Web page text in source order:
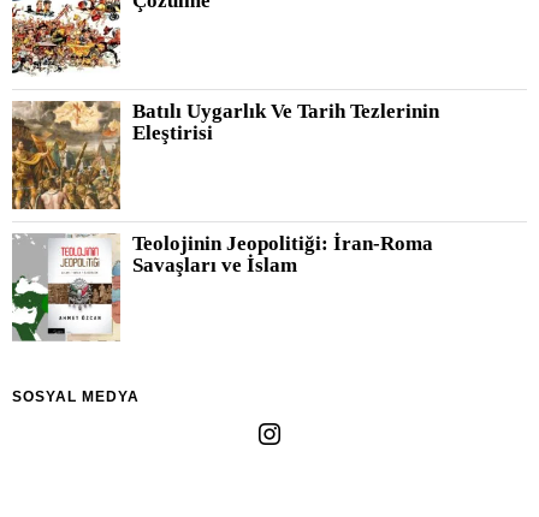
Batılı Uygarlık Ve Tarih Tezlerinin
Eleştirisi
Teolojinin Jeopolitiği: İran-Roma
Savaşları ve İslam
SOSYAL MEDYA